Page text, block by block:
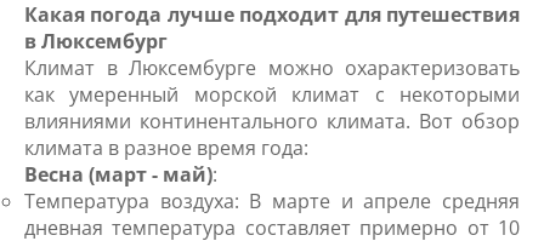
Какая погода лучше подходит для путешествия
в Люксембург
Климат в Люксембурге можно охарактеризовать
как умеренный морской климат с некоторыми
влияниями континентального климата. Вот обзор
климата в разное время года:
Весна (март - май):
Температура воздуха: В марте и апреле средняя
дневная температура составляет примерно от 10